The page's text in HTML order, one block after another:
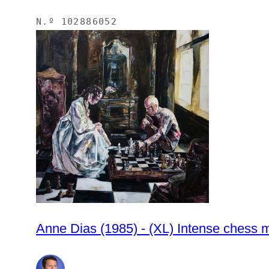
N.º 102886052
Anne Dias (1985) - (XL) Intense chess